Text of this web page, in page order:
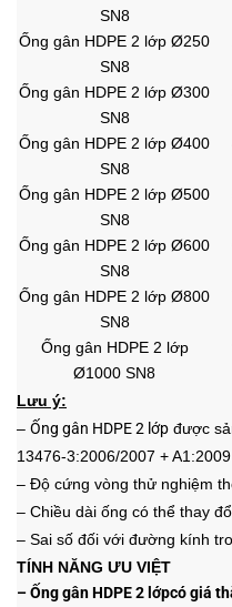
SN8
Ống gân HDPE 2 lớp Ø250
SN8
Ống gân HDPE 2 lớp Ø300
SN8
Ống gân HDPE 2 lớp Ø400
SN8
Ống gân HDPE 2 lớp Ø500
SN8
Ống gân HDPE 2 lớp Ø600
SN8
Ống gân HDPE 2 lớp Ø800
SN8
Ống gân HDPE 2 lớp
Ø1000 SN8
Lưu ý:
– Ống gân HDPE 2 lớp được
13476-3:2006/2007 +
– Độ cứng vòng thử nghiệm
– Chiều dài ống có thể thay
– Sai số đối với đường kính
TÍNH NĂNG ƯU VIỆT
–Ống gân HDPE 2 lớpcó giá